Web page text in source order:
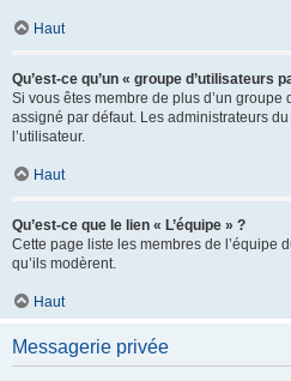
Haut
Qu’est-ce qu’un « groupe d’utilisateurs
Si vous êtes membre de plus d’un
assigné par défaut. Les administrateurs
l’utilisateur.
Haut
Qu’est-ce que le lien « L’équipe » ?
Cette page liste les membres de l’équipe
qu’ils modèrent.
Haut
Messagerie privée